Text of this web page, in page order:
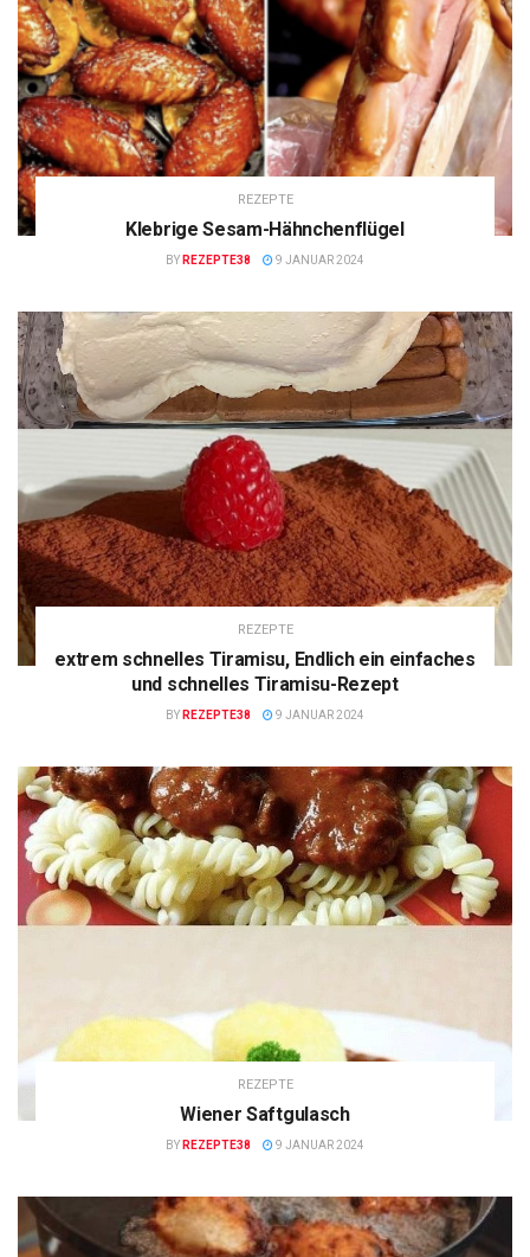
REZEPTE
Klebrige Sesam-Hähnchenflügel
BY REZEPTE38 9 JANUAR 2024
REZEPTE
extrem schnelles Tiramisu, Endlich ein einfaches
und schnelles Tiramisu-Rezept
BY REZEPTE38 9 JANUAR 2024
REZEPTE
Wiener Saftgulasch
BY REZEPTE38 9 JANUAR 2024